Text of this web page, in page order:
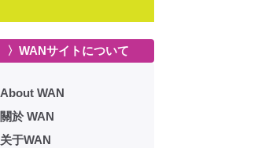
〉WANサイトについて
About WAN
關於 WAN
关于WAN